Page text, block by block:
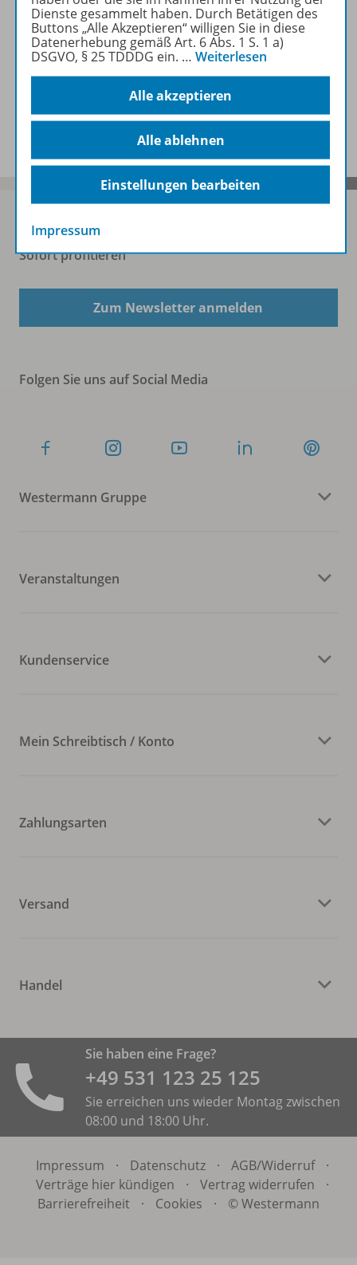
Weitere Inhalte der Ausgabe
Spar-Pakete
Sofort profitieren
Zum Newsletter anmelden
Folgen Sie uns auf Social Media
Westermann Gruppe
Veranstaltungen
Kundenservice
Mein Schreibtisch / Konto
Zahlungsarten
Versand
Handel
Sie haben eine Frage?
+49 531 ­123 25 125
Sie erreichen uns wieder Montag zwischen
08:00 und 18:00 Uhr.
Impressum · Datenschutz · AGB/Widerruf
·
Verträge hier kündigen
· Vertrag widerrufen
·
Barrierefreiheit
· Cookies · © Westermann
Dienste gesammelt haben. Durch Betätigen des
Buttons „Alle Akzeptieren“ willigen Sie in diese
Datenerhebung gemäß Art. 6 Abs. 1 S. 1 a)
DSGVO, § 25 TDDDG ein. … Weiterlesen
Alle akzeptieren
Alle ablehnen
Einstellungen bearbeiten
Impressum